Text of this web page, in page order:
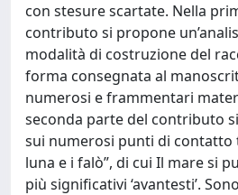
con stesure scartate. Nella
contributo si propone
modalità di costruzione del
forma consegnata al
numerosi e frammentari
seconda parte del contributo
sui numerosi punti di contatto
luna e i falò”, di cui Il mare si
più significativi ‘avantesti’.